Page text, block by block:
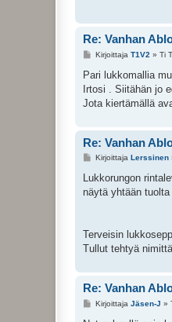
Re: Vanhan
V
e
t
i
Kirjoittaja T1V2 » Ti
Pari lukkomallia
Irtosi . Siitähän jo
Jota kiertämällä
Re: Vanhan
V
e
t
Kirjoittaja Lerssinen
Lukkorungon
näytä yhtään
Terveisin
Tullut tehtyä
Re: Vanhan
VKirjoittaja Jäsen-J »